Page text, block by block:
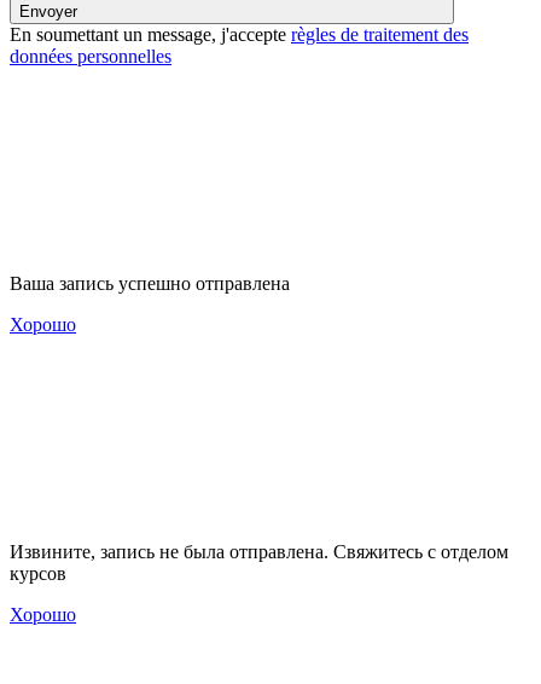
Envoyer
En soumettant un message, j'accepte règles de traitement des
données personnelles
Ваша запись успешно отправлена
Хорошо
Извините, запись не была отправлена. Свяжитесь с отделом
курсов
Хорошо